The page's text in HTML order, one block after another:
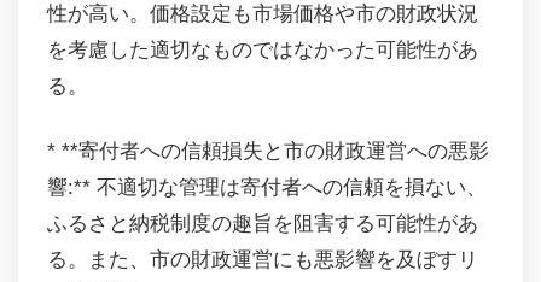
性が高い。価格設定も市場価格や市の財政状況
を考慮した適切なものではなかった可能性があ
る。
* **寄付者への信頼損失と市の財政運営への悪影
響:** 不適切な管理は寄付者への信頼を損ない、
ふるさと納税制度の趣旨を阻害する可能性があ
る。また、市の財政運営にも悪影響を及ぼすリ